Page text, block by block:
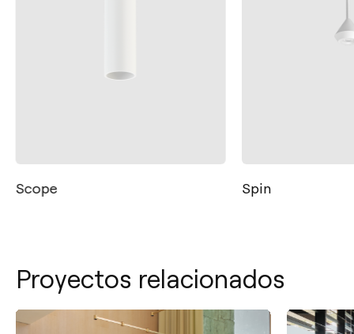
Scope Spin
Proyectos relacionados